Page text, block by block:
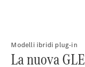
Modelli ibridi plug-in
La nuova